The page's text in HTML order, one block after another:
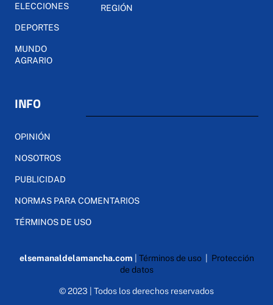
ELECCIONES
DEPORTES
MUNDO
AGRARIO
REGIÓN
INFO
OPINIÓN
NOSOTROS
PUBLICIDAD
NORMAS PARA COMENTARIOS
TÉRMINOS DE USO
elsemanaldelamancha.com Términos de uso| Protección
de datos
© 2023 | Todos los derechos reservados